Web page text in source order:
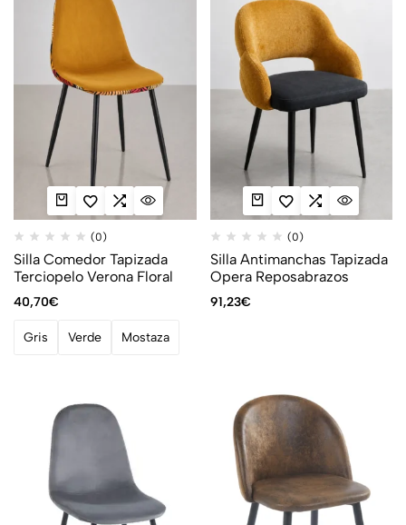
(0)
Silla Comedor Tapizada
Terciopelo Verona Floral
40,70€
Gris Verde Mostaza
(0)
Silla Antimanchas Tapizada
Opera Reposabrazos
91,23€